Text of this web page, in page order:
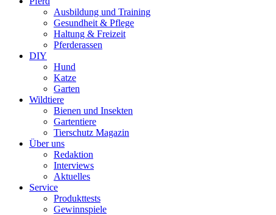
Ausbildung und Training
Gesundheit & Pflege
Haltung & Freizeit
Pferderassen
DIY
Hund
Katze
Garten
Wildtiere
Bienen und Insekten
Gartentiere
Tierschutz Magazin
Über uns
Redaktion
Interviews
Aktuelles
Service
Produkttests
Gewinnspiele